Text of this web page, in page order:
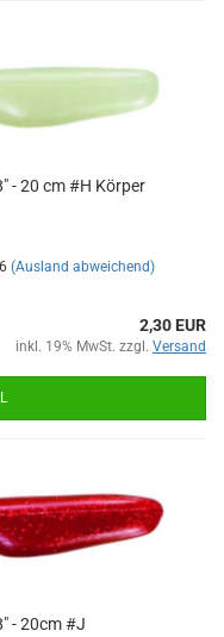
- 20 cm #H Körper
(Ausland abweichend)
2,30 EUR
inkl. 19% MwSt. zzgl. Versand
- 20cm #J